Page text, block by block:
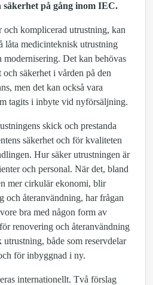
på gång inom IEC.
komplicerad utrustning, kan
låta medicinteknisk utrustning
modernisering. Det kan behövas
säkerhet i vården på den
men det kan också vara
tagits i inbyte vid nyförsäljning.
skick och prestanda
säkerhet och för kvaliteten
Hur säker utrustningen är
och personal. När det, bland
mer cirkulär ekonomi, blir
och återanvändning, har frågan
bra med någon form av
renovering och återanvändning
både som reservdelar
för inbyggnad i ny.
internationellt. Två förslag